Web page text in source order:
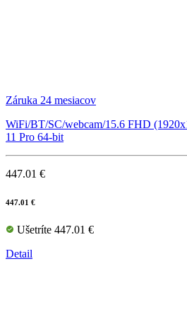
Záruka 24 mesiacov
WiFi/BT/SC/webcam/15.6 FHD
11 Pro 64-bit
447.01 €
447.01 €
Ušetríte 447.01 €
Detail